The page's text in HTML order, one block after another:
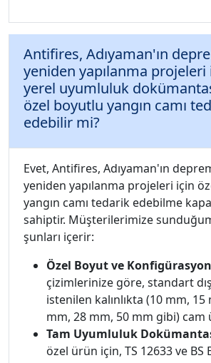
Antifires, Adıyaman'ın
yeniden yapılanma projeleri
yerel uyumluluk
özel boyutlu yangın camı
edebilir mi?
Evet, Antifires, Adıyaman'ın
yeniden yapılanma projeleri için
yangın camı tedarik edebilme
sahiptir. Müşterilerimize
şunları içerir:
Özel Boyut ve
çizimlerinize göre, standart
istenilen kalınlıkta (10 mm,
mm, 28 mm, 50 mm gibi) cam
Tam Uyumluluk
özel ürün için, TS 12633 ve BS